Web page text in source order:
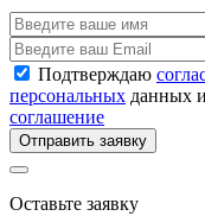
Подтверждаю
персональных данных
соглашение
Отправить заявку
Оставьте заявку